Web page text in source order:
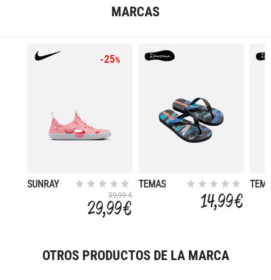
MARCAS
-25%
SUNRAY
39,99 €
29,99 €
TEMAS
14,99 €
OTROS PRODUCTOS DE LA MARCA